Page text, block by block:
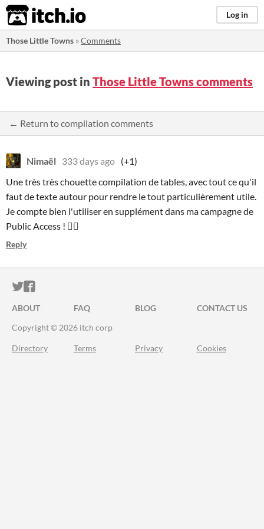
itch.io Log in
Those Little Towns »Comments
Viewing post in Those Little Towns comments
← Return to compilation comments
Nimaël 333 days ago (+1)
Une très très chouette compilation de tables, avec tout ce qu'il
faut de texte autour pour rendre le tout particulièrement utile.
Je compte bien l'utiliser en supplément dans ma campagne de
Public Access ! ❤️‍🔥
Reply
ITCH.IO ON TWITTER
ITCH.IO ON FACEBOOK
ABOUT FAQ BLOG
CONTACT US
Copyright © 2026 itch corp
Directory Terms Privacy Cookies